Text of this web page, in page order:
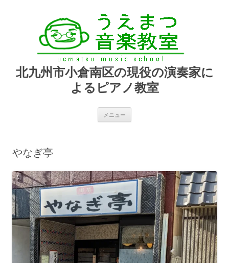
北九州市小倉南区の現役の演奏家に
よるピアノ教室
メニュー
プ
やなぎ亭